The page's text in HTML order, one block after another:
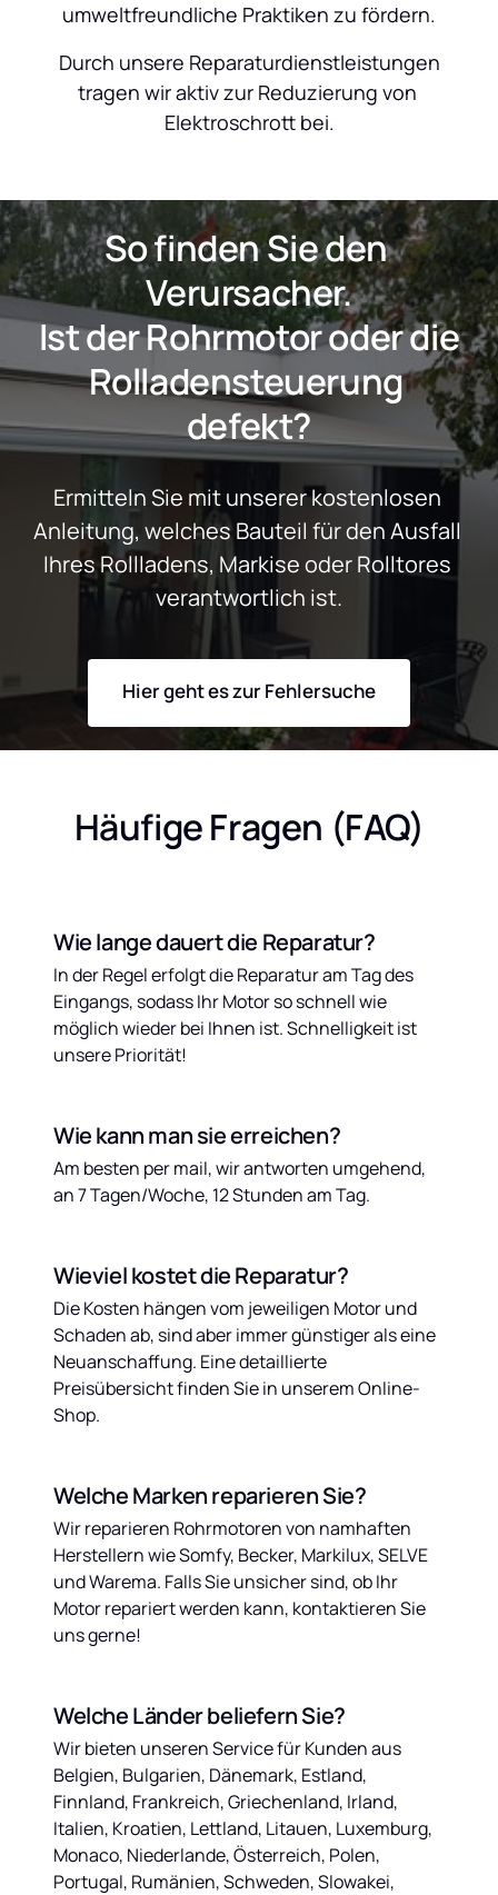
umweltfreundliche Praktiken zu fördern.
tragen wir aktiv zur Reduzierung von
Elektroschrott bei.
So finden Sie den
Verursacher.
Ist der Rohrmotor oder die
Rolladensteuerung
defekt?
Ermitteln Sie mit unserer kostenlosen
Anleitung, welches Bauteil für den Ausfall
Ihres Rollladens, Markise oder Rolltores
verantwortlich ist.
Hier geht es zur Fehlersuche
Häufige Fragen (FAQ)
Wie lange dauert die Reparatur?
In der Regel erfolgt die Reparatur am Tag des
Eingangs, sodass Ihr Motor so schnell wie
möglich wieder bei Ihnen ist. Schnelligkeit ist
unsere Priorität!
Wie kann man sie erreichen?
Am besten per mail, wir antworten umgehend,
an 7 Tagen/Woche, 12 Stunden am Tag.
Wieviel kostet die Reparatur?
Die Kosten hängen vom jeweiligen Motor und
Schaden ab, sind aber immer günstiger als eine
Neuanschaffung. Eine detaillierte
Preisübersicht finden Sie in unserem Online-
Shop.
Welche Marken reparieren Sie?
Wir reparieren Rohrmotoren von namhaften
Herstellern wie Somfy, Becker, Markilux, SELVE
und Warema. Falls Sie unsicher sind, ob Ihr
Motor repariert werden kann, kontaktieren Sie
uns gerne!
Welche Länder beliefern Sie?
Wir bieten unseren Service für Kunden aus
Belgien, Bulgarien, Dänemark, Estland,
Finnland, Frankreich, Griechenland, Irland,
Italien, Kroatien, Lettland, Litauen, Luxemburg,
Monaco, Niederlande, Österreich, Polen,
Portugal, Rumänien, Schweden, Slowakei,